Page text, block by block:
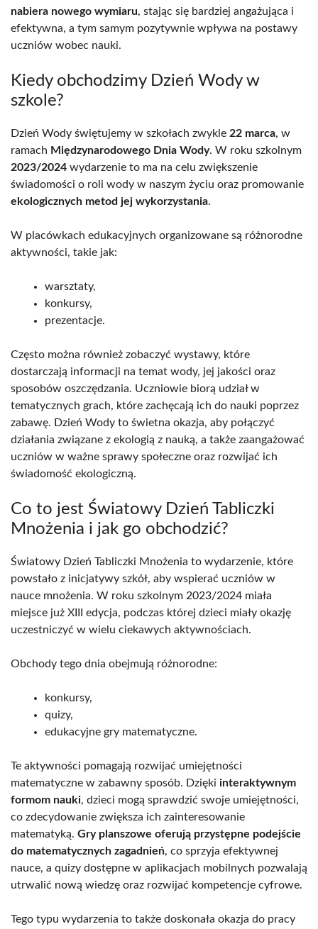
nabiera nowego wymiaru, stając się bardziej angażująca i
efektywna, a tym samym pozytywnie wpływa na postawy
uczniów wobec nauki.
Kiedy obchodzimy Dzień Wody w
szkole?
Dzień Wody świętujemy w szkołach zwykle 22 marca, w
ramach Międzynarodowego Dnia Wody. W roku szkolnym
2023/2024 wydarzenie to ma na celu zwiększenie
świadomości o roli wody w naszym życiu oraz promowanie
ekologicznych metod jej wykorzystania.
W placówkach edukacyjnych organizowane są różnorodne
aktywności, takie jak:
warsztaty,
konkursy,
prezentacje.
Często można również zobaczyć wystawy, które
dostarczają informacji na temat wody, jej jakości oraz
sposobów oszczędzania. Uczniowie biorą udział w
tematycznych grach, które zachęcają ich do nauki poprzez
zabawę. Dzień Wody to świetna okazja, aby połączyć
działania związane z ekologią z nauką, a także zaangażować
uczniów w ważne sprawy społeczne oraz rozwijać ich
świadomość ekologiczną.
Co to jest Światowy Dzień Tabliczki
Mnożenia i jak go obchodzić?
Światowy Dzień Tabliczki Mnożenia to wydarzenie, które
powstało z inicjatywy szkół, aby wspierać uczniów w
nauce mnożenia. W roku szkolnym 2023/2024 miała
miejsce już XIII edycja, podczas której dzieci miały okazję
uczestniczyć w wielu ciekawych aktywnościach.
Obchody tego dnia obejmują różnorodne:
konkursy,
quizy,
edukacyjne gry matematyczne.
Te aktywności pomagają rozwijać umiejętności
matematyczne w zabawny sposób. Dzięki interaktywnym
formom nauki, dzieci mogą sprawdzić swoje umiejętności,
co zdecydowanie zwiększa ich zainteresowanie
matematyką. Gry planszowe oferują przystępne podejście
do matematycznych zagadnień, co sprzyja efektywnej
nauce, a quizy dostępne w aplikacjach mobilnych pozwalają
utrwalić nową wiedzę oraz rozwijać kompetencje cyfrowe.
Tego typu wydarzenia to także doskonała okazja do pracy